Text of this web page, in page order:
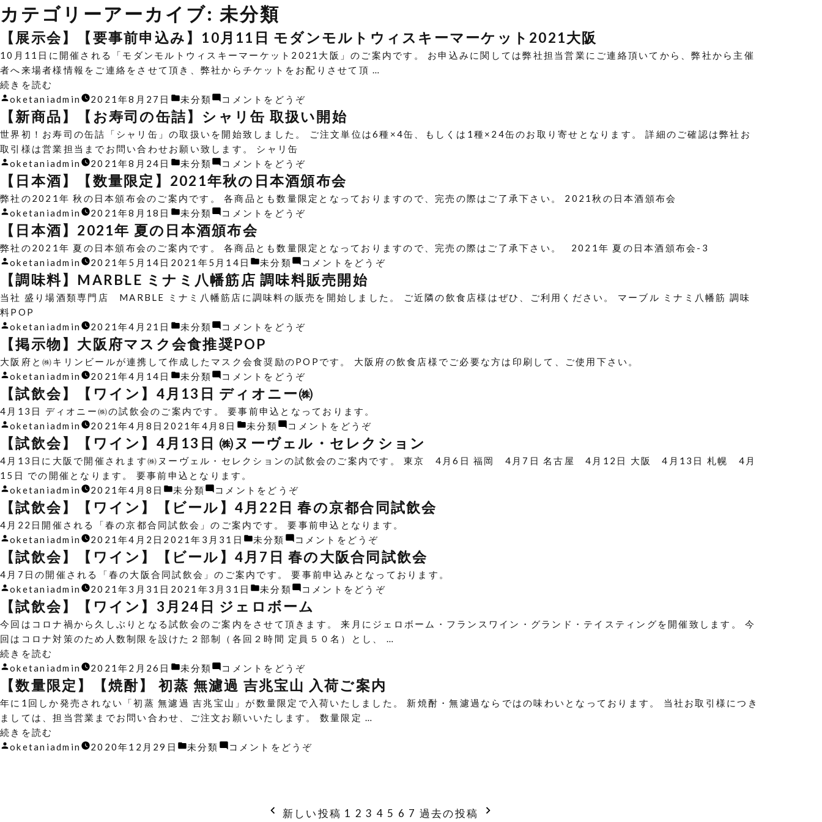
カテゴリーアーカイブ: 未分類
【展示会】【要事前申込み】10月11日 モダンモルトウィスキーマーケット2021大阪
10月11日に開催される「モダンモルトウィスキーマーケット2021大阪」のご案内です。 お申込みに関しては弊社担当営業にご連絡頂いてから、弊社から主催
者へ来場者様情報をご連絡をさせて頂き、弊社からチケットをお配りさせて頂 …
“【展
示
会】
【要
事
前
申
込
み】
10
11
日
モ
ダ
ン
モ
ト
ウ
ィ
キ
ー
マ
ー
ケ
ッ
ト
2021
大
阪”
の
続きを読む
投
稿
者:
oketaniadmin 2021年8月27日
カ
テ
ゴ
リ
ー:
未分類 コメントをどうぞ
示
会】
【要
前
申
込
月
11
日
モ
ダ
ト
ィ
ス
キ
ー
マ
ー
ト
2021
大
阪)
【新商品】【お寿司の缶詰】シャリ缶 取扱い開始
世界初！お寿司の缶詰「シャリ缶」の取扱いを開始致しました。 ご注文単位は6種×4缶、もしくは1種×24缶のお取り寄せとなります。 詳細のご確認は弊社お
取引様は営業担当までお問い合わせお願い致します。 シャリ缶
投
稿
者:
oketaniadmin 2021年8月24日
カ
テ
ゴ
リ
ー:
未分類 コメントをどうぞ
商
品】
【お
の
缶
詰】
シ
扱
開
始)
【日本酒】【数量限定】2021年秋の日本酒頒布会
弊社の2021年 秋の日本頒布会のご案内です。 各商品とも数量限定となっておりますので、完売の際はご了承下さい。 2021秋の日本酒頒布会
投
稿
者:
oketaniadmin 2021年8月18日
カ
テ
ゴ
リ
未分類 コメントをどうぞ
酒】
【数
量
限
定】
の
本
酒
頒
布
会)
【日本酒】2021年 夏の日本酒頒布会
弊社の2021年 夏の日本頒布会のご案内です。 各商品とも数量限定となっておりますので、完売の際はご了承下さい。 2021年 夏の日本酒頒布会-3
投
稿
者:
oketaniadmin 2021年5月14日 2021年5月14日
カ
テ
ゴ
リ
未分類 コメントをどうぞ(【日
2021
日
会)
【調味料】MARBLE ミナミ八幡筋店 調味料販売開始
当社 盛り場酒類専門店 MARBLE ミナミ八幡筋店に調味料の販売を開始しました。 ご近隣の飲食店様はぜひ、ご利用ください。 マーブル ミナミ八幡筋 調味
料POP
投
稿
者:
oketaniadmin 2021年4月21日
カ
テ
ゴ
リ
ー:
未分類 コメントをどうぞ
MARBLE
ナ
ミ
八
幡
筋
味
料
販
売
開
始)
【掲示物】大阪府マスク会食推奨POP
大阪府と㈱キリンビールが連携して作成したマスク会食奨励のPOPです。 大阪府の飲食店様でご必要な方は印刷して、ご使用下さい。
投
稿
者:
oketaniadmin 2021年4月14日
カ
テ
ゴ
リ
未分類 コメントをどうぞ
示
物】
大
府
マ
会
食
推
奨
POP)
【試飲会】【ワイン】4月13日 ディオニー㈱
4月13日 ディオニー㈱の試飲会のご案内です。 要事前申込となっております。
投
稿
者:
oketaniadmin 2021年4月8日 2021年4月8日
カ
テ
リ
未分類 コメントをどうぞ
飲
会】
【ワ
ン】
4
月
13
日
デ
ィ
ー
㈱)
【試飲会】【ワイン】4月13日 ㈱ヌーヴェル・セレクション
4月13日に大阪で開催されます㈱ヌーヴェル・セレクションの試飲会のご案内です。 東京 4月6日 福岡 4月7日 名古屋 4月12日 大阪 4月13日 札幌 4月
15日 での開催となります。 要事前申込となります。
投
稿
者:
oketaniadmin 2021年4月8日
カ
テ
ゴ
リ
ー:
未分類 コメントをどうぞ
飲
会】
【ワ
ン】
4
月
13
日
㈱
ー
ヴ
ェ
ル・
セ
ク
【試飲会】【ワイン】【ビール】4月22日 春の京都合同試飲会
4月22日開催される「春の京都合同試飲会」のご案内です。 要事前申込となります。
投
稿
者:
oketaniadmin 2021年4月2日 2021年3月31日
カ
テ
リ
ー:
未分類 コメントをどうぞ
飲
【ワ
イ
【ビ
ー
月
22
試
【試飲会】【ワイン】【ビール】4月7日 春の大阪合同試飲会
4月7日の開催される「春の大阪合同試飲会」のご案内です。 要事前申込みとなっております。
投
稿
者:
oketaniadmin 2021年3月31日 2021年3月31日
カ
テ
リ
ー:
未分類 コメントをどうぞ(【試
ル】
大
【試飲会】【ワイン】3月24日 ジェロボーム
今回はコロナ禍から久しぶりとなる試飲会のご案内をさせて頂きます。 来月にジェロボーム・フランスワイン・グランド・テイスティングを開催致します。 今
回はコロナ対策のため人数制限を設けた２部制（各回２時間 定員５０名）とし、 …
“【試
飲
会】
【ワ
イ
ン】
3
続きを読む
投
稿
者:
oketaniadmin 2021年2月26日
カ
テ
ゴ
リ
ー:
未分類 コメントをどうぞ
飲
会】
【ワ
イ
3
ジ
【数量限定】【焼酎】 初蒸 無濾過 吉兆宝山 入荷ご案内
年に1回しか発売されない「初蒸 無濾過 吉兆宝山」が数量限定で入荷いたしました。 新焼酎・無濾過ならではの味わいとなっております。 当社お取引様につき
ましては、担当営業までお問い合わせ、ご注文お願いいたします。 数量限定 …
“【数
量
続きを読む
投
oketaniadmin 2020年12月29日
カ
未分類 コメントをどうぞ
酎】
新しい投稿 1 2 3 4 5 6 7 過去の投稿